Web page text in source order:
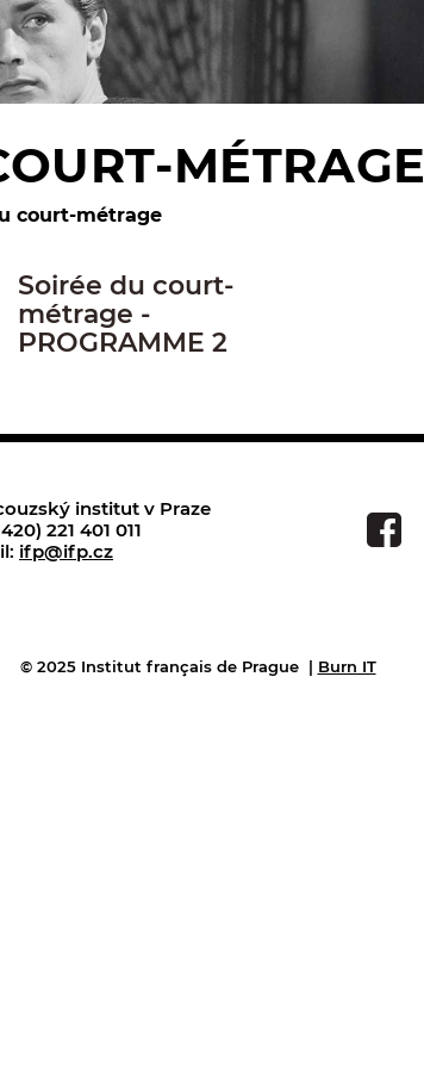
MÉTRAGE
court-métrage
Soirée du court-
métrage -
PROGRAMME 2
institut v Praze
221 401 011
ifp@ifp.cz
© 2025 Institut français de Prague | Burn IT